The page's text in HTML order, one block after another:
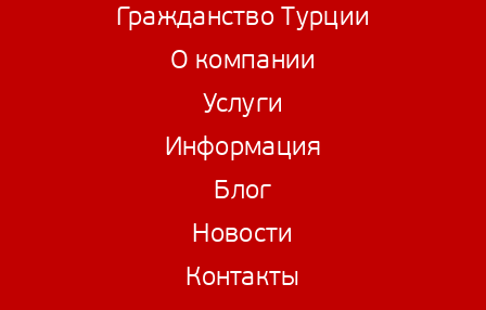
Гражданство Турции
О компании
Услуги
Информация
Блог
Новости
Контакты